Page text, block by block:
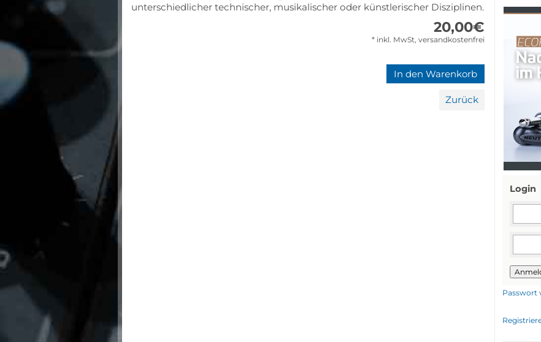
unterschiedlicher technischer, musikalischer oder künstlerischer Disziplinen.
20,00€
* inkl. MwSt, versandkostenfrei
Zurück
Login
Passwort